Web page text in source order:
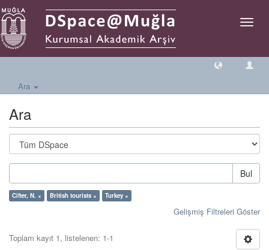
Geçiş
Ara
Ara
Bul
Cifter, N. × British tourists × Turkey ×
Gelişmiş Filtreleri Göster
Toplam kayıt 1, listelenen: 1-1